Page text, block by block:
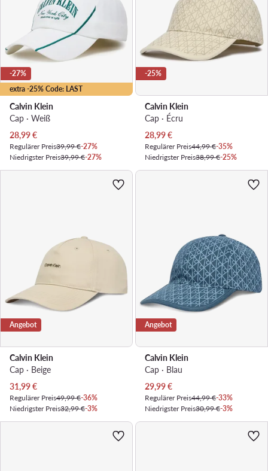
extra -25% Code: LAST
-27%
Calvin Klein
Cap · Weiß
Aktueller Preis
28,99€
Regulärer Preis39,99 €-27%
Niedrigster Preis39,99 €-27%
-25%
Calvin Klein
Cap · Écru
Aktueller Preis
28,99€
Regulärer Preis44,99 €-35%
Niedrigster Preis38,99 €-25%
Angebot
Calvin Klein
Cap · Beige
Aktueller Preis
31,99€
Regulärer Preis49,99 €-36%
Niedrigster Preis32,99 €-3%
Angebot
Calvin Klein
Cap · Blau
Aktueller Preis
29,99€
Regulärer Preis44,99 €-33%
Niedrigster Preis30,99 €-3%